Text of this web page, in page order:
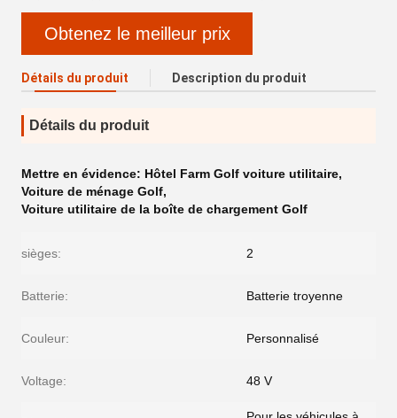
Obtenez le meilleur prix
Détails du produit Description du produit
Détails du produit
Mettre en évidence: Hôtel Farm Golf voiture utilitaire,
Voiture de ménage Golf,
Voiture utilitaire de la boîte de chargement Golf
sièges: 2
Batterie: Batterie troyenne
Couleur: Personnalisé
Voltage: 48 V